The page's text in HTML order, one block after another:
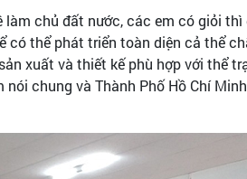
chủ đất nước, các em có giỏi
có thể phát triển toàn diện cả thể
xuất và thiết kế phù hợp với thể
chung và Thành Phố Hồ Chí